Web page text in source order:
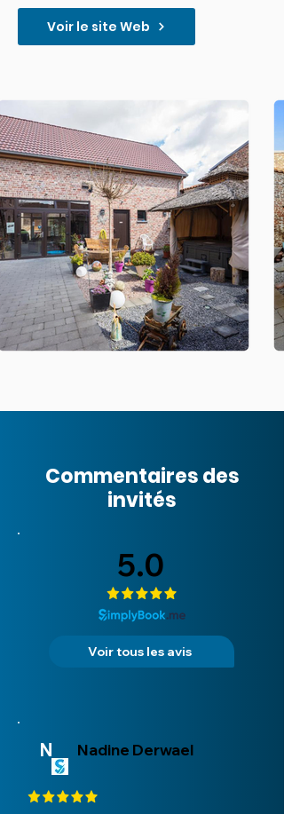
Voir le site Web
Commentaires des
invités
5.0
Voir tous les avis
N Nadine Derwael